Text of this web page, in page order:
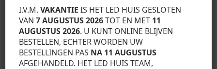
montageschroef en (5) montageprofiel WAIST M1.
SKU: 12-0851-10
Categorie: Lumines profiel eindkappen
I.V.M.VAKANTIE IS HET LED HUIS GESLOTEN
VAN7 AUGUSTUS 2026TOT EN MET 11
AUGUSTUS 2026. U KUNT ONLINE BLIJVEN
BESTELLEN, ECHTER WORDEN UW
BESTELLINGEN PAS NA 11 AUGUSTUS
AFGEHANDELD. HET LED HUIS TEAM,